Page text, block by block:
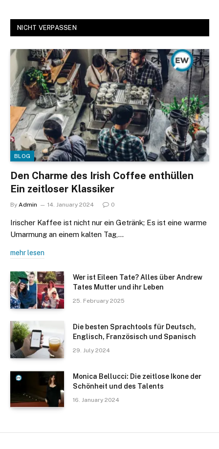
NICHT VERPASSEN
BLOG
Den Charme des Irish Coffee enthüllen
Ein zeitloser Klassiker
By Admin 14. January 2024 0
Irischer Kaffee ist nicht nur ein Getränk; Es ist eine warme
Umarmung an einem kalten Tag,…
mehr lesen
Wer ist Eileen Tate? Alles über Andrew
Tates Mutter und ihr Leben
25. February 2025
Die besten Sprachtools für Deutsch,
Englisch, Französisch und Spanisch
29. July 2024
Monica Bellucci: Die zeitlose Ikone der
Schönheit und des Talents
16. January 2024